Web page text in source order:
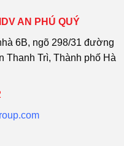
AN PHÚ QUÝ
6B, ngõ 298/31 đường
Thanh Trì, Thành phố Hà